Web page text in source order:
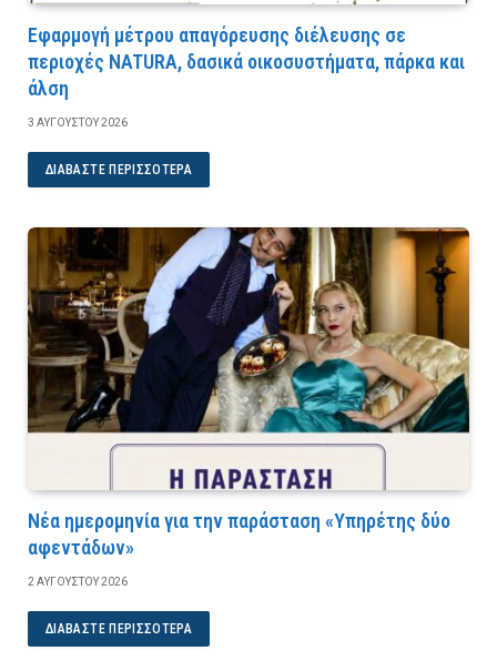
Εφαρμογή μέτρου απαγόρευσης διέλευσης σε
περιοχές NATURA, δασικά οικοσυστήματα, πάρκα και
άλση
3 ΑΥΓΟΎΣΤΟΥ 2026
ΔΙΑΒΆΣΤΕ ΠΕΡΙΣΣΌΤΕΡΑ
Νέα ημερομηνία για την παράσταση «Υπηρέτης δύο
αφεντάδων»
2 ΑΥΓΟΎΣΤΟΥ 2026
ΔΙΑΒΆΣΤΕ ΠΕΡΙΣΣΌΤΕΡΑ